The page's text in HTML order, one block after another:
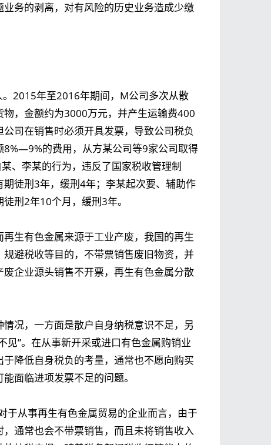
务的剥离，对有风险的历史业务造成少缴
2015年至2016年期间，M公司多次从散
，金额约为3000万元，并产生运输费400
司在销售时必须开具发票，导致公司税负
的费用，从方某公司等9家公司取得
、李某的行为，违反了国家税收管理制
徒刑3年，缓刑4年；李某起次要、辅助作
刑2年10个月，缓刑3年。
生有色金属来源于工业产废，我国的再生
避税收等目的，不带票销售废旧物资，并
企业源头销售不开票，再生有色金属分散
况，一方面是散户自身纳税意识不足，另
见”。在从事新开采或进口有色金属购销业
降低自身税负的考量，通常也不愿向购买
面临进项发票不足的问题。
于从事再生有色金属贸易的企业而言，由于
通常也会不带票销售，而且未将销售收入